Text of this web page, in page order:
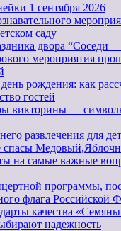
1 сентября 2026
саду
двора “Соседи
мероприятия
рождения: как
гостей
викторины —
развлечения для
спасы
на самые важные
программы,
флага Российской
качества
надежность